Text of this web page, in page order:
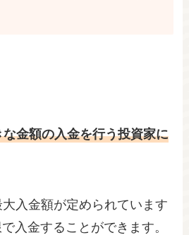
な金額の入金を行う投資家に
入金額が定められています
入金することができます。